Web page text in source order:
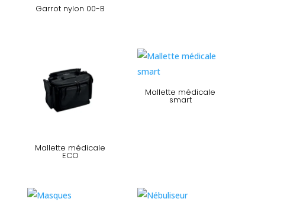
Garrot nylon 00-B
Mallette médicale
ECO
Mallette médicale
smart